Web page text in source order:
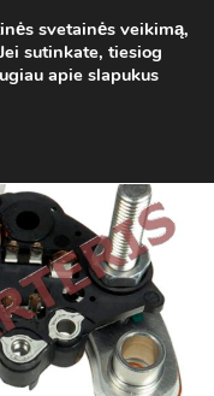
0
svetainės veikimą,
sutinkate, tiesiog
apie slapukus